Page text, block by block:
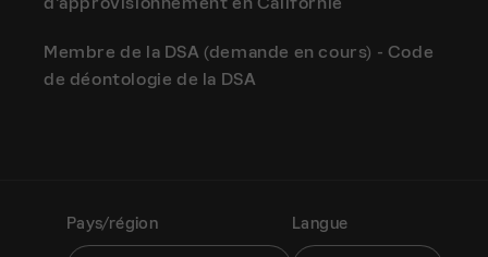
Membre de la DSA (demande en cours) - Code
de déontologie de la DSA
Pays/région Langue